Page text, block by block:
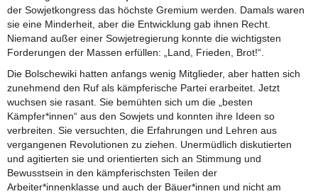
der Sowjetkongress das höchste Gremium werden. Damals waren
sie eine Minderheit, aber die Entwicklung gab ihnen Recht.
Niemand außer einer Sowjetregierung konnte die wichtigsten
Forderungen der Massen erfüllen: „Land, Frieden, Brot!“.
Die Bolschewiki hatten anfangs wenig Mitglieder, aber hatten sich
zunehmend den Ruf als kämpferische Partei erarbeitet. Jetzt
wuchsen sie rasant. Sie bemühten sich um die „besten
Kämpfer*innen“ aus den Sowjets und konnten ihre Ideen so
verbreiten. Sie versuchten, die Erfahrungen und Lehren aus
vergangenen Revolutionen zu ziehen. Unermüdlich diskutierten
und agitierten sie und orientierten sich an Stimmung und
Bewusstsein in den kämpferischsten Teilen der
Arbeiter*innenklasse und auch der Bäuer*innen und nicht am